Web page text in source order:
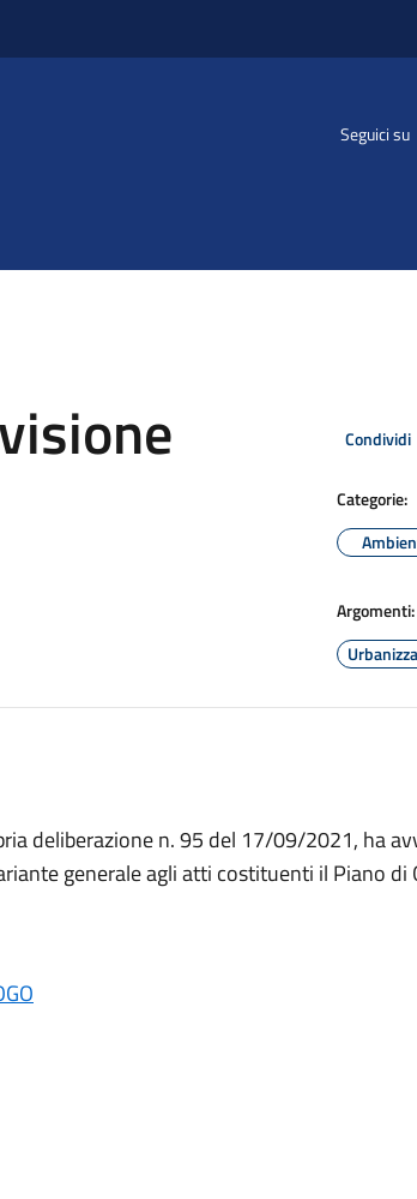
Seguici su
Condividi
Categorie:
Argomenti:
deliberazione n. 95 del 17/09/2021, ha
generale agli atti costituenti il Piano di